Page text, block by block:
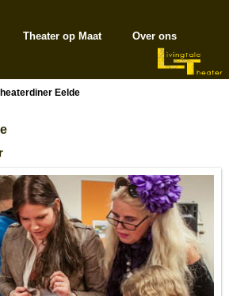
Theater op Maat Over ons
Eelde